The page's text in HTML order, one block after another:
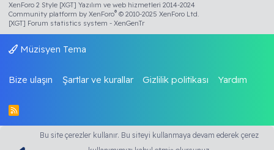
XenForo 2 Style [XGT] Yazılım ve web hizmetleri 2014-2024
Community platform by XenForo® © 2010-2025 XenForo Ltd.
[XGT] Forum statistics system - XenGenTr
Müzisyen Tema
Bize ulaşın Şartlar ve kurallar Gizlilik politikası Yardım
R
Bu site çerezler kullanır. Bu siteyi kullanmaya devam ederek çerez